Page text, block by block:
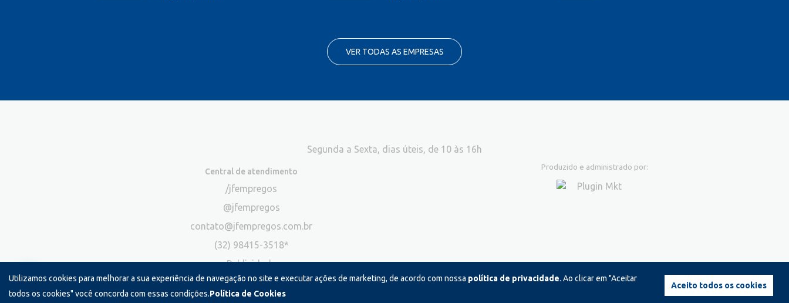
VER TODAS AS EMPRESAS
Utilizamos cookies para melhorar a sua experiência de navegação no site e executar ações de marketing, de acordo com nossa política de privacidade. Ao clicar em "Aceitar
todos os cookies" você concorda com essas condições.Política de Cookies
Aceito todos os cookies
Segunda a Sexta, dias úteis, de 10 às 16h
Central de atendimento
/jfempregos
@jfempregos
contato@jfempregos.com.br
(32) 98415-3518*
Publicidade
*Exclusivo para atendimento via chat. Não atendemos ligações neste canal
Produzido e administrado por: